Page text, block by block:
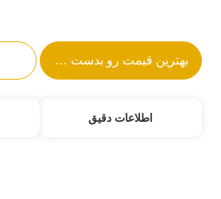
بهترین قیمت رو بدست بیار
اطلاعات دقیق